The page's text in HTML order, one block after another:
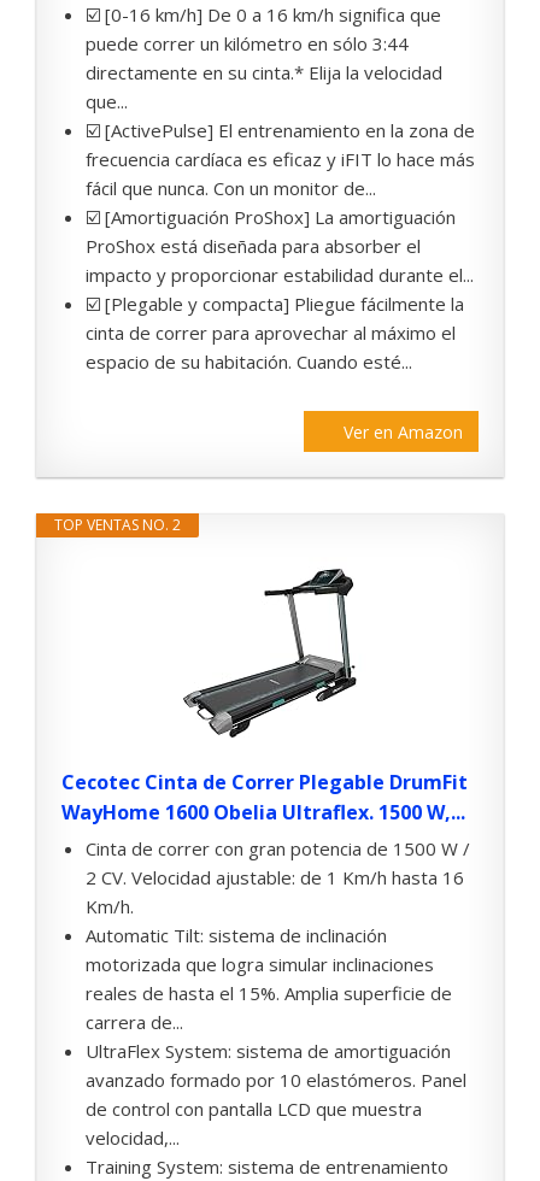
☑️ [0-16 km/h] De 0 a 16 km/h significa que
puede correr un kilómetro en sólo 3:44
directamente en su cinta.* Elija la velocidad
que...
☑️ [ActivePulse] El entrenamiento en la zona de
frecuencia cardíaca es eficaz y iFIT lo hace más
fácil que nunca. Con un monitor de...
☑️ [Amortiguación ProShox] La amortiguación
ProShox está diseñada para absorber el
impacto y proporcionar estabilidad durante el...
☑️ [Plegable y compacta] Pliegue fácilmente la
cinta de correr para aprovechar al máximo el
espacio de su habitación. Cuando esté...
Ver en Amazon
TOP VENTAS NO. 2
Cecotec Cinta de Correr Plegable DrumFit
WayHome 1600 Obelia Ultraflex. 1500 W,...
Cinta de correr con gran potencia de 1500 W /
2 CV. Velocidad ajustable: de 1 Km/h hasta 16
Km/h.
Automatic Tilt: sistema de inclinación
motorizada que logra simular inclinaciones
reales de hasta el 15%. Amplia superficie de
carrera de...
UltraFlex System: sistema de amortiguación
avanzado formado por 10 elastómeros. Panel
de control con pantalla LCD que muestra
velocidad,...
Training System: sistema de entrenamiento